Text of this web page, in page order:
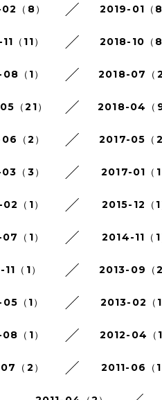
（8） 2019-01（8
（11） 2018-10（8
（1） 2018-07（2
（21） 2018-04（9
（2） 2017-05（2
（3） 2017-01（1
（1） 2015-12（1
（1） 2014-11（1
（1） 2013-09（2
（1） 2013-02（1
（1） 2012-04（1
（2） 2011-06（1